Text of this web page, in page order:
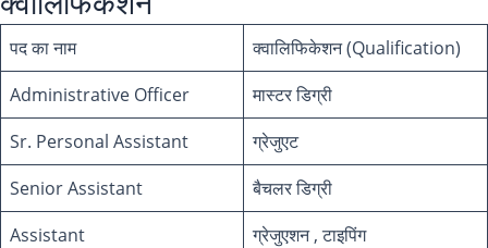
पद का नाम
क्वालिफिकेशन (Qualification)
Administrative Officer
मास्टर डिग्री
Sr. Personal Assistant
ग्रेजुएट
Senior Assistant
बैचलर डिग्री
Assistant
ग्रेजुएशन , टाइपिंग